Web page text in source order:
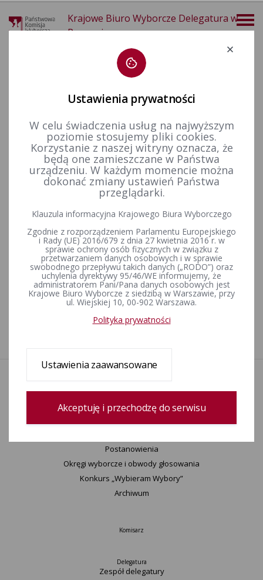
Krajowe Biuro Wyborcze Delegatura w
Poznaniu
Wybory Prezydenta Rzeczypospolitej Polskiej Wybory Prezydenta RP w 2025 r. Wyniki głosowania
PROTOKÓŁ ZBIORCZYCH WYNIKÓW GŁOSOWANIA W
PRZEPROWADZONEGO W DNIU 1 CZERWCA 2025 R.
PROTOKÓŁ ZBIORCZYCH WYNIKÓW GŁOSOWANIA W
WYBORACH PREZYDENTA RZECZYPOSPOLITEJ POLSKIEJ
PRZEPROWADZONEGO W DNIU 18 MAJA 2025 R.
Wydarzenia
Informacje
Postanowienia
Okręgi wyborcze i obwody głosowania
Konkurs „Wybieram Wybory”
Archiwum
Komisarz
Delegatura
Zespół delegatury
Ustawienia prywatności
W celu świadczenia usług na najwyższym
poziomie stosujemy pliki cookies.
Korzystanie z naszej witryny oznacza, że
będą one zamieszczane w Państwa
urządzeniu. W każdym momencie można
dokonać zmiany ustawień Państwa
przeglądarki.
Klauzula informacyjna Krajowego Biura Wyborczego
Zgodnie z rozporządzeniem Parlamentu Europejskiego
i Rady (UE) 2016/679 z dnia 27 kwietnia 2016 r. w
sprawie ochrony osób fizycznych w związku z
przetwarzaniem danych osobowych i w sprawie
swobodnego przepływu takich danych („RODO”) oraz
uchylenia dyrektywy 95/46/WE informujemy, że
administratorem Pani/Pana danych osobowych jest
Krajowe Biuro Wyborcze z siedzibą w Warszawie, przy
ul. Wiejskiej 10, 00-902 Warszawa.
Polityka prywatności
Ustawienia zaawansowane
Akceptuję i przechodzę do serwisu